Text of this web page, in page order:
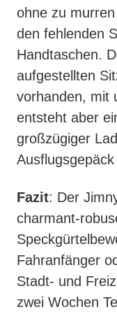
ohne zu
den fehlenden
Handtaschen.
aufgestellten
vorhanden, mit
entsteht aber
großzügiger
Fazit: Der
charmant-
Fahranfänger
Stadt- und
zwei Wochen